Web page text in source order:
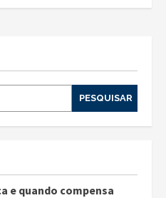
PESQUISAR
e quando compensa